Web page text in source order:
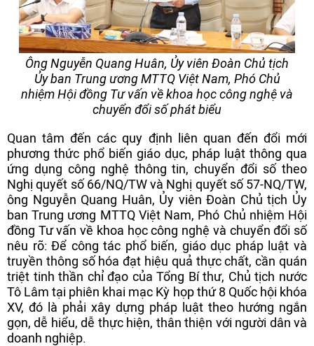
Ông Nguyễn Quang Huân, Ủy viên Đoàn Chủ tịch
Ủy ban Trung ương MTTQ Việt Nam, Phó Chủ
nhiệm Hội đồng Tư vấn về khoa học công nghệ và
chuyển đổi số phát biểu
Quan tâm đến các quy định liên quan đến đổi mới
phương thức phổ biến giáo dục, pháp luật thông qua
ứng dụng công nghệ thông tin, chuyển đổi số theo
Nghị quyết số 66/NQ/TW và Nghị quyết số 57-NQ/TW,
ông Nguyễn Quang Huân, Ủy viên Đoàn Chủ tịch Ủy
ban Trung ương MTTQ Việt Nam, Phó Chủ nhiệm Hội
đồng Tư vấn về khoa học công nghệ và chuyển đổi số
nêu rõ: Để công tác phổ biến, giáo dục pháp luật và
truyền thông số hóa đạt hiệu quả thực chất, cần quán
triệt tinh thần chỉ đạo của Tổng Bí thư, Chủ tịch nước
Tô Lâm tại phiên khai mạc Kỳ họp thứ 8 Quốc hội khóa
XV, đó là phải xây dựng pháp luật theo hướng ngắn
gọn, dễ hiểu, dễ thực hiện, thân thiện với người dân và
doanh nghiệp.